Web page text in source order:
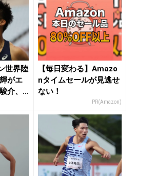
世界陸
がエ
介、
【毎日変わる】Amazo
nタイムセールが見逃せ
ない！
PR(Amazon)